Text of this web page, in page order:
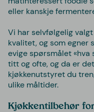
eller kanskje
Vi har selvfølgelig
kvalitet, og som egner
evige spørsmålet «hva
titt og ofte, og da er
kjøkkenutstyret du
ulike måltider.
Kjøkkentilbehør